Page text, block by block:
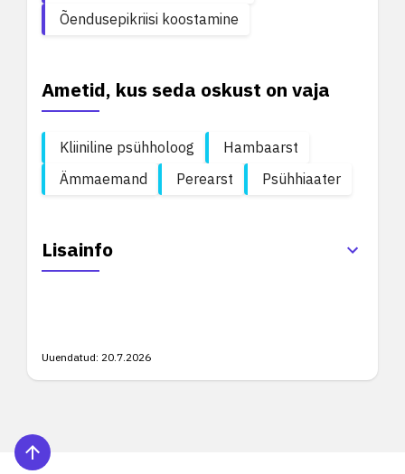
Õendusepikriisi koostamine
Ametid, kus seda oskust on vaja
Kliiniline psühholoog
Hambaarst
Ämmaemand
Perearst Psühhiaater
Lisainfo
Uuendatud: 20.7.2026